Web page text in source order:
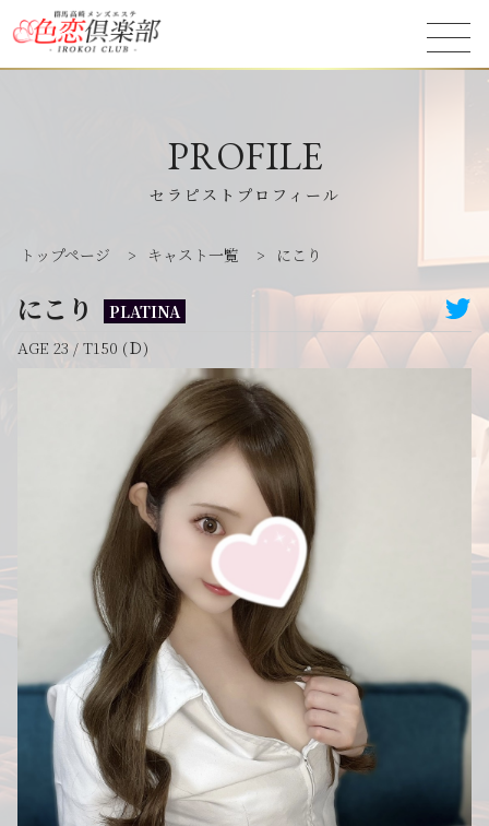
セラピストプロフィール
PROFILE
トップページ > キャスト一覧 > にこり
にこり
PLATINA
AGE 23 / T150 (Ｄ)